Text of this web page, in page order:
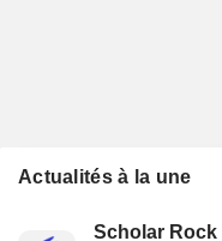
Actualités à la une
Scholar Rock